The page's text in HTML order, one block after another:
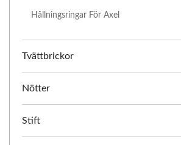
Hållningsringar För Axel
Tvättbrickor
Nötter
Stift